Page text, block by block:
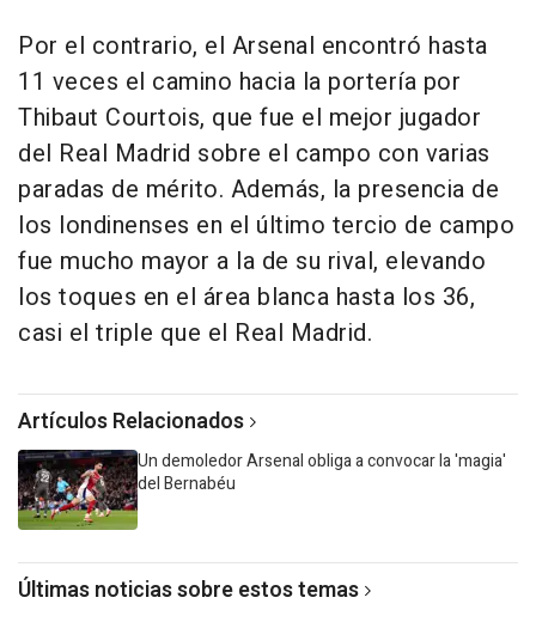
Por el contrario, el Arsenal encontró hasta
11 veces el camino hacia la portería por
Thibaut Courtois, que fue el mejor jugador
del Real Madrid sobre el campo con varias
paradas de mérito. Además, la presencia de
los londinenses en el último tercio de campo
fue mucho mayor a la de su rival, elevando
los toques en el área blanca hasta los 36,
casi el triple que el Real Madrid.
Artículos Relacionados
Un demoledor Arsenal obliga a convocar la 'magia'
del Bernabéu
Últimas noticias sobre estos temas